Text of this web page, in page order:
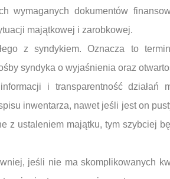
wymaganych dokumentów
majątkowej i zarobkowej.
z syndykiem. Oznacza to
syndyka o wyjaśnienia oraz
i transparentność działań
inwentarza, nawet jeśli jest on
z ustaleniem majątku, tym szybciej
jeśli nie ma skomplikowanych